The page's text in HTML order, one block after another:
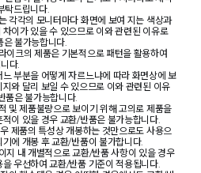
탁드립니다.
각각의 모니터마다 화면에 보여 지는 색상과
차이가 있을 수 있으므로 이와 관련된 이유로
불가능합니다.
이크의 제품은 기본적으로 패턴을 활용하여
다.
느 부분을 어떻게 자르느냐에 따라 화면상에 보
지와 달리 보일 수 있으므로 이와 관련된 이유
품은 불가능합니다.
및 제품불량으로 보이기 위해 고의로 제품을
이 있을 경우 교환/반품은 불가능합니다.
제품의 특성상 개봉하는 것만으로도 사용으
기에 개봉 후 교환/반품이 불가합니다.
지 내 개별적으로 교환/반품 사항이 있을 경우
우선하여 교환/반품 기준이 적용됩니다.